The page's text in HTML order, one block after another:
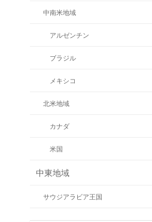
中南米地域
アルゼンチン
ブラジル
メキシコ
北米地域
カナダ
米国
中東地域
サウジアラビア王国